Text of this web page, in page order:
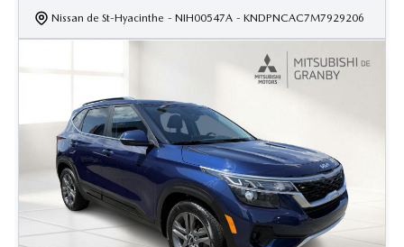
Nissan de St-Hyacinthe - NIH00547A - KNDPNCAC7M7929206